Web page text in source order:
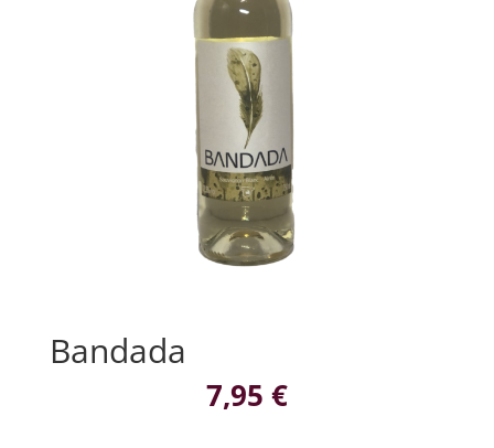
Bandada
7,95 €